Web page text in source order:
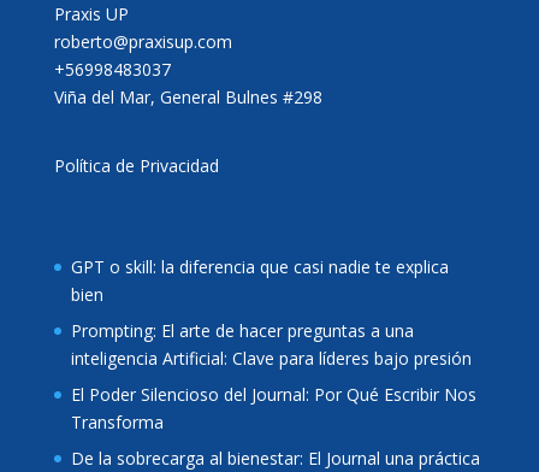
Praxis UP
roberto@praxisup.com
+56998483037
Viña del Mar, General Bulnes #298
Política de Privacidad
GPT o skill: la diferencia que casi nadie te explica
bien
Prompting: El arte de hacer preguntas a una
inteligencia Artificial: Clave para líderes bajo presión
El Poder Silencioso del Journal: Por Qué Escribir Nos
Transforma
De la sobrecarga al bienestar: El Journal una práctica